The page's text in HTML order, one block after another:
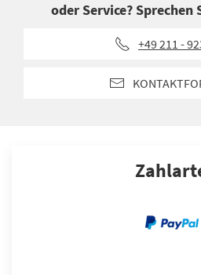
oder Service? Sprechen
+49 211 -